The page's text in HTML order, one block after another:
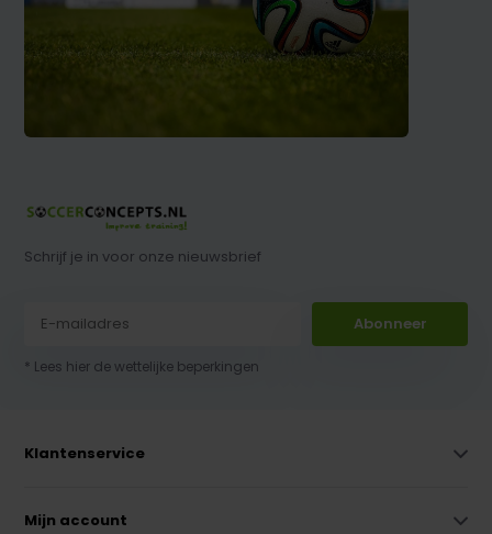
Schrijf je in voor onze nieuwsbrief
Abonneer
* Lees hier de wettelijke beperkingen
Klantenservice
Mijn account